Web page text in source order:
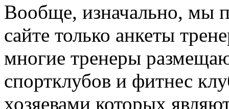
Вообще, изначально, мы
сайте только анкеты
многие тренеры
спортклубов и фитнес
хозяевами которых